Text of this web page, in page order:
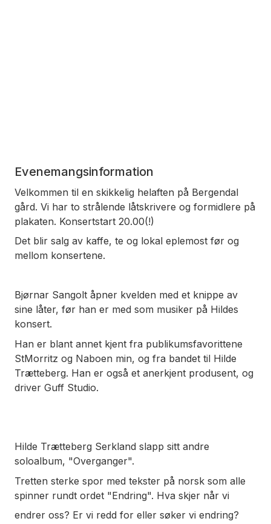
Evenemangsinformation
Velkommen til en skikkelig helaften på Bergendal
gård. Vi har to strålende låtskrivere og formidlere på
plakaten. Konsertstart 20.00(!)
Det blir salg av kaffe, te og lokal eplemost før og
mellom konsertene.
Bjørnar Sangolt åpner kvelden med et knippe av
sine låter, før han er med som musiker på Hildes
konsert.
Han er blant annet kjent fra publikumsfavorittene
StMorritz og Naboen min, og fra bandet til Hilde
Trætteberg. Han er også et anerkjent produsent, og
driver Guff Studio.
Hilde Trætteberg Serkland slapp sitt andre
soloalbum, "Overganger".
Tretten sterke spor med tekster på norsk som alle
spinner rundt ordet "Endring". Hva skjer når vi
endrer oss? Er vi redd for eller søker vi endring?